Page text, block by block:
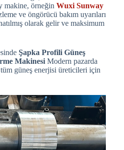
makine, örneğin Wuxi Sunway
ve öngörücü bakım uyarıları
olarak gelir ve maksimum
Şapka Profili Güneş
MakinesiModern pazarda
güneş enerjisi üreticileri için